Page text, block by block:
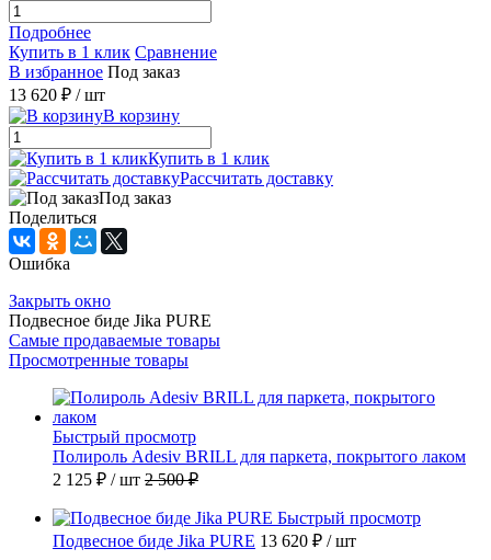
Подробнее
Купить в 1 клик Сравнение
В избранное Под заказ
13 620 ₽ / шт
В корзину
Купить в 1 клик
Рассчитать доставку
Под заказ
Поделиться
Ошибка
Закрыть окно
Подвесное биде Jika PURE
Самые продаваемые товары
Просмотренные товары
Быстрый просмотр
Полироль Adesiv BRILL для паркета, покрытого лаком
2 125 ₽ / шт 2 500 ₽
Быстрый просмотр
Подвесное биде Jika PURE 13 620 ₽ / шт